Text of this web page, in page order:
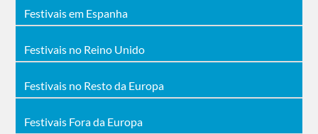
Festivais em Espanha
Festivais no Reino Unido
Festivais no Resto da Europa
Festivais Fora da Europa